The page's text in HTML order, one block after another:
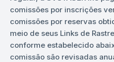
comissões por inscrições
comissões por reservas
meio de seus Links de
conforme estabelecido
comissão são revisadas